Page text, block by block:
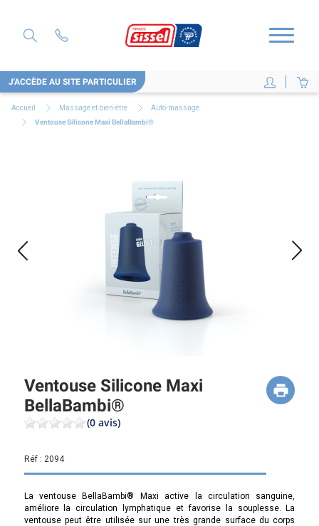
J'ACCÈDE AU SITE PARTICULIER
Accueil Massage et bien-être
Auto-massage
Ventouse Silicone Maxi BellaBambi®
Ventouse Silicone Maxi
BellaBambi®
(0 avis)
Réf : 2094
La ventouse BellaBambi® Maxi active la circulation sanguine,
améliore la circulation lymphatique et favorise la souplesse. La
ventouse peut être utilisée sur une très grande surface du corps